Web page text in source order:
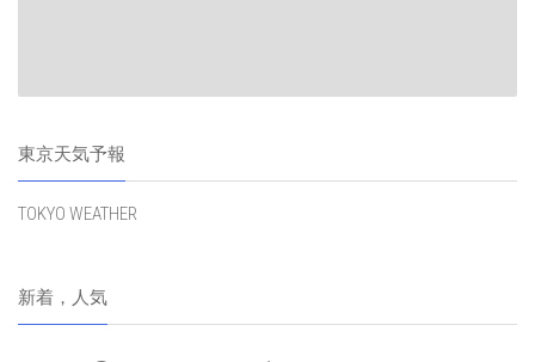
東京天気予報
TOKYO WEATHER
新着，人気